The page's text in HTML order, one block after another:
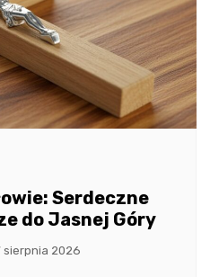
Serdeczne
do Jasnej Góry
sierpnia 2026